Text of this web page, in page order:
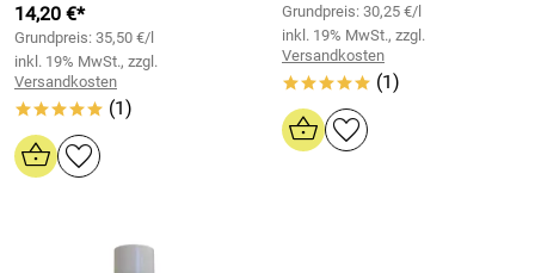
14,20 €*
Grundpreis: 35,50 €/l
inkl. 19% MwSt., zzgl.
Versandkosten
***** (1)
Grundpreis: 30,25 €/l
inkl. 19% MwSt., zzgl.
Versandkosten
***** (1)